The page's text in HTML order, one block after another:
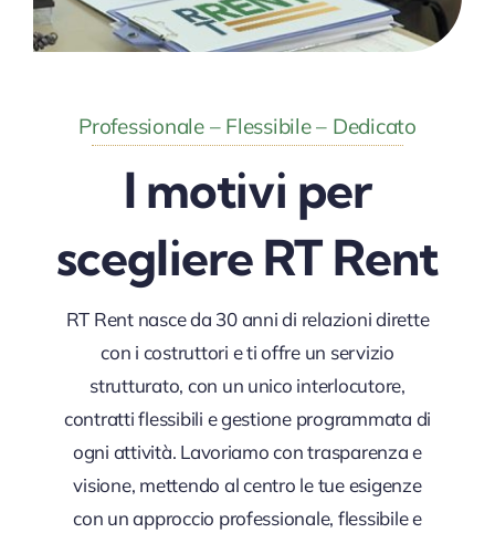
Professionale – Flessibile – Dedicato
I motivi per
scegliere RT Rent
RT Rent nasce da 30 anni di relazioni dirette
con i costruttori e ti offre un servizio
strutturato, con un unico interlocutore,
contratti flessibili e gestione programmata di
ogni attività. Lavoriamo con trasparenza e
visione, mettendo al centro le tue esigenze
con un approccio professionale, flessibile e